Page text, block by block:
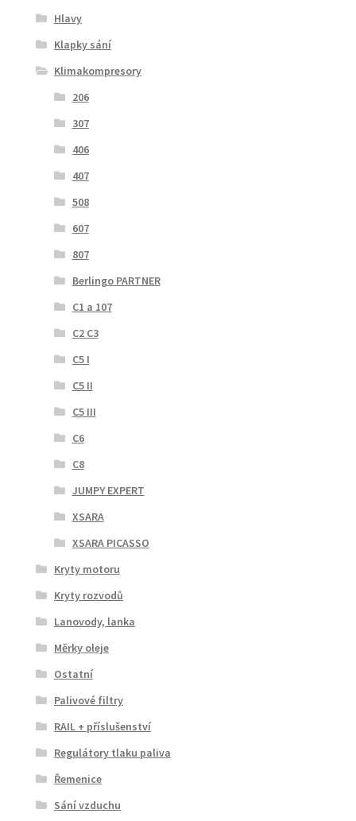
Hlavy
Klapky sání
Klimakompresory
206
307
406
407
508
607
807
Berlingo PARTNER
C1 a 107
C2 C3
C5 I
C5 II
C5 III
C6
C8
JUMPY EXPERT
XSARA
XSARA PICASSO
Kryty motoru
Kryty rozvodů
Lanovody, lanka
Měrky oleje
Ostatní
Palivové filtry
RAIL + příslušenství
Regulátory tlaku paliva
Řemenice
Sání vzduchu